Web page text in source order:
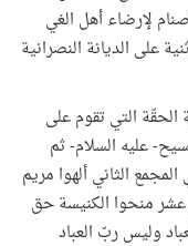
لإرضاء أهل الغي
على الديانة النصرانية
الحقّة التي تقوم على
عليه السلام- ثم
الثاني ألهوا مريم
عشر منحوا الكنيسة حق
وليس ربّ العباد